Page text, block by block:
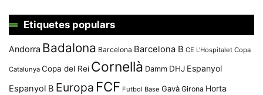
Etiquetes populars
Andorra Badalona Barcelona Barcelona B CE L'Hospitalet Copa
Catalunya Copa del Rei Cornellà Damm DHJ Espanyol
Espanyol B Europa FCF Futbol Base Gavà Girona Horta